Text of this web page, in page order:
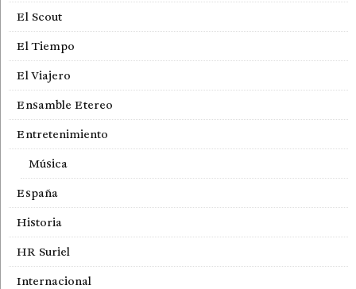
El Scout
El Tiempo
El Viajero
Ensamble Etereo
Entretenimiento
Música
España
Historia
HR Suriel
Internacional